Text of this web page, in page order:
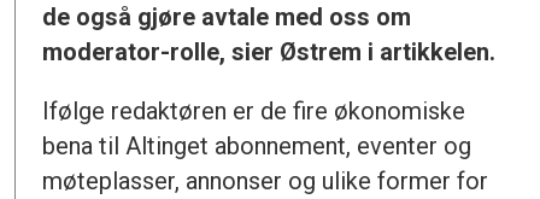
de også gjøre avtale med oss om
moderator-rolle, sier Østrem i artikkelen.
Ifølge redaktøren er de fire økonomiske
bena til Altinget abonnement, eventer og
møteplasser, annonser og ulike former for